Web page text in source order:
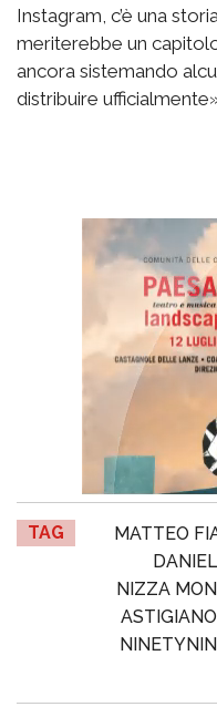
Instagram, c’è una
meriterebbe un
ancora sistemando
distribuire
TAG MATTEO
NIZZA
ASTIGIANO